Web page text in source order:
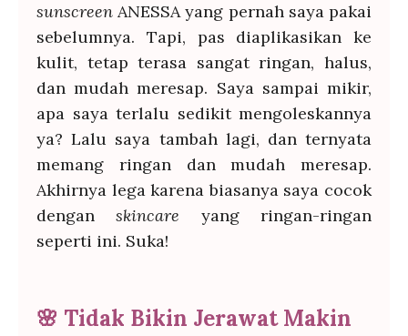
sunscreenANESSA yang pernah saya pakai
sebelumnya. Tapi, pas diaplikasikan ke
kulit, tetap terasa sangat ringan, halus,
dan mudah meresap. Saya sampai mikir,
apa saya terlalu sedikit mengoleskannya
ya? Lalu saya tambah lagi, dan ternyata
memang ringan dan mudah meresap.
Akhirnya lega karena biasanya saya cocok
denganskincare yang ringan-ringan
seperti ini. Suka!
🌸 Tidak Bikin Jerawat Makin